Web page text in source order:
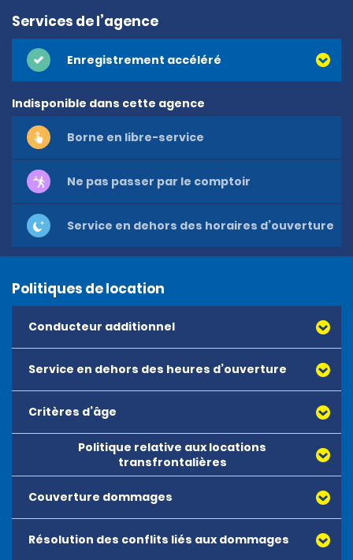
Services de l’agence
Enregistrement accéléré
Indisponible dans cette agence
Borne en libre-service
Ne pas passer par le comptoir
Service en dehors des horaires d’ouverture
Politiques de location
Conducteur additionnel
Service en dehors des heures d’ouverture
Critères d’âge
Politique relative aux locations
transfrontalières
Couverture dommages
Couverture Dommages et protection contre le vol –
Résolution des conflits liés aux dommages